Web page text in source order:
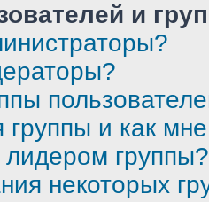
и
группы и как
лидером группы?
некоторых